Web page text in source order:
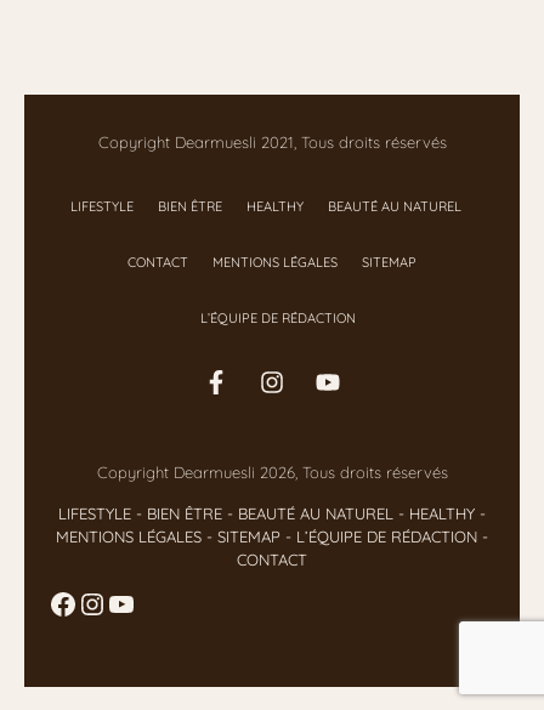
Copyright Dearmuesli 2021, Tous droits réservés
LIFESTYLE BIEN ÊTRE HEALTHY BEAUTÉ AU NATUREL
CONTACT MENTIONS LÉGALES SITEMAP
L’ÉQUIPE DE RÉDACTION
Copyright Dearmuesli 2026, Tous droits réservés
LIFESTYLE - BIEN ÊTRE - BEAUTÉ AU NATUREL - HEALTHY -
MENTIONS LÉGALES - SITEMAP - L’ÉQUIPE DE RÉDACTION -
CONTACT